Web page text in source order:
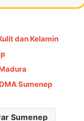
dan Kelamin
Sumenep
Sumenep